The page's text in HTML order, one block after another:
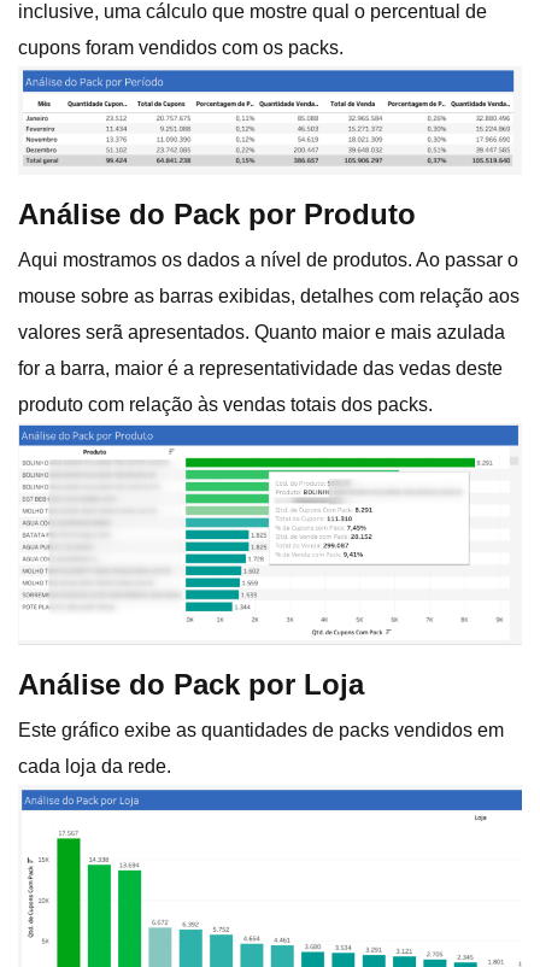
inclusive, uma cálculo que mostre qual o percentual de
cupons foram vendidos com os packs.
Análise do Pack por Produto
Aqui mostramos os dados a nível de produtos. Ao passar o
mouse sobre as barras exibidas, detalhes com relação aos
valores serã apresentados. Quanto maior e mais azulada
for a barra, maior é a representatividade das vedas deste
produto com relação às vendas totais dos packs.
Análise do Pack por Loja
Este gráfico exibe as quantidades de packs vendidos em
cada loja da rede.